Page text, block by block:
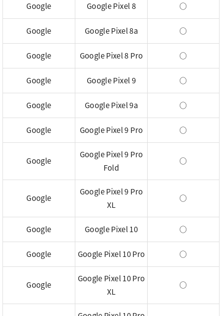
Google Google Pixel 8 ○
Google Google Pixel 8a ○
Google Google Pixel 8 Pro ○
Google Google Pixel 9 ○
Google Google Pixel 9a ○
Google Google Pixel 9 Pro ○
Google
Google Pixel 9 Pro
Fold
○
Google
Google Pixel 9 Pro
XL
○
Google Google Pixel 10 ○
Google Google Pixel 10 Pro ○
Google
Google Pixel 10 Pro
XL
○